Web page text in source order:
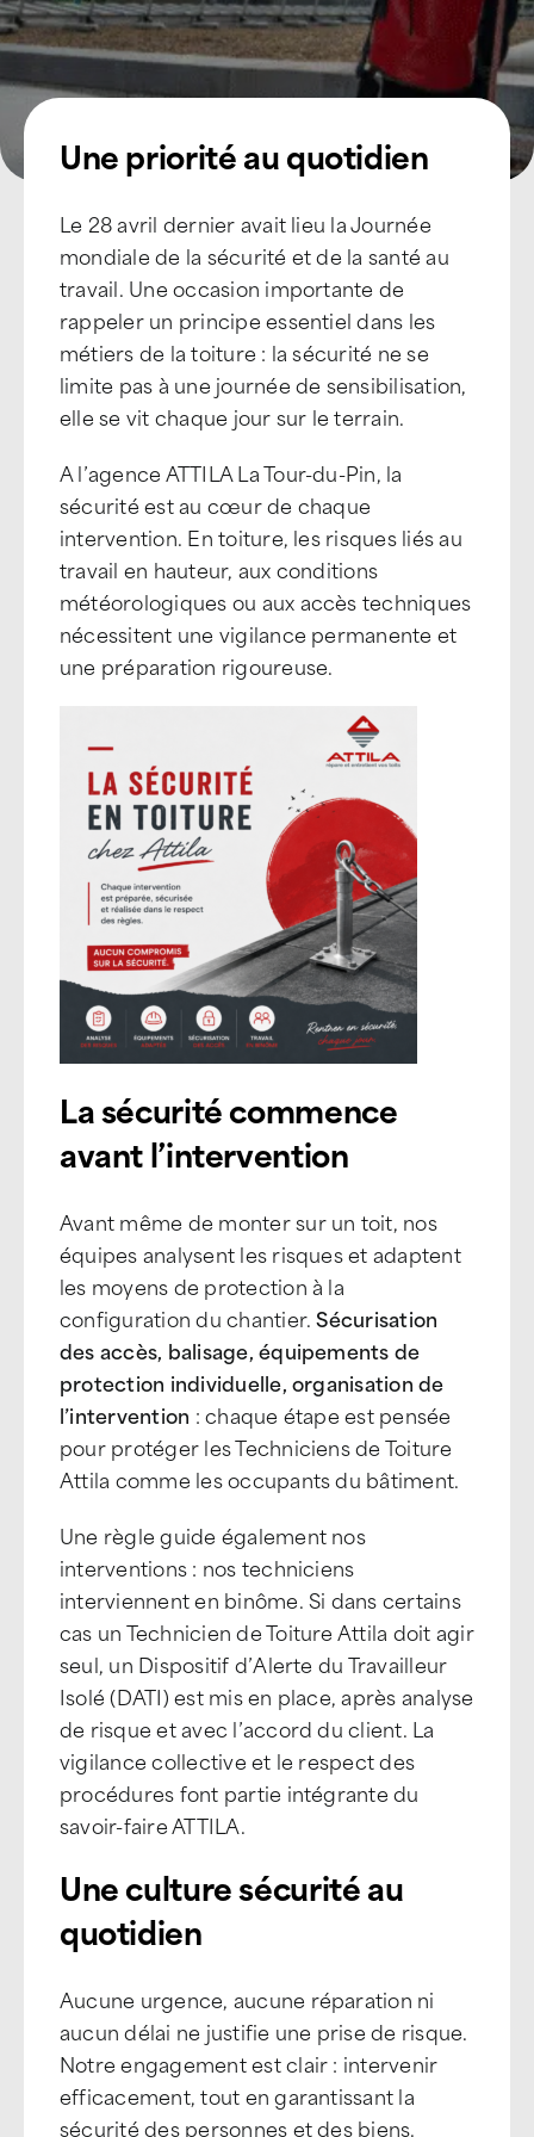
Une priorité au quotidien
Le 28 avril dernier avait lieu la Journée
mondiale de la sécurité et de la santé au
travail. Une occasion importante de
rappeler un principe essentiel dans les
métiers de la toiture : la sécurité ne se
limite pas à une journée de sensibilisation,
elle se vit chaque jour sur le terrain.
A l’agence ATTILA La Tour-du-Pin, la
sécurité est au cœur de chaque
intervention. En toiture, les risques liés au
travail en hauteur, aux conditions
météorologiques ou aux accès techniques
nécessitent une vigilance permanente et
une préparation rigoureuse.
La sécurité commence
avant l’intervention
Avant même de monter sur un toit, nos
équipes analysent les risques et adaptent
les moyens de protection à la
configuration du chantier.Sécurisation
des accès, balisage, équipements de
protection individuelle, organisation de
l’intervention : chaque étape est pensée
pour protéger les Techniciens de Toiture
Attila comme les occupants du bâtiment.
Une règle guide également nos
interventions : nos techniciens
interviennent en binôme. Si dans certains
cas un Technicien de Toiture Attila doit agir
seul, un Dispositif d’Alerte du Travailleur
Isolé (DATI) est mis en place, après analyse
de risque et avec l’accord du client. La
vigilance collective et le respect des
procédures font partie intégrante du
savoir-faire ATTILA.
Une culture sécurité au
quotidien
Aucune urgence, aucune réparation ni
aucun délai ne justifie une prise de risque.
Notre engagement est clair : intervenir
efficacement, tout en garantissant la
sécurité des personnes et des biens.